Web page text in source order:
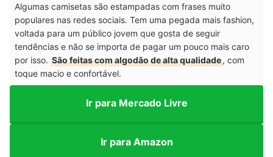
Algumas camisetas são estampadas com frases muito
populares nas redes sociais. Tem uma pegada mais fashion,
voltada para um público jovem que gosta de seguir
tendências e não se importa de pagar um pouco mais caro
por isso. São feitas com algodão de alta qualidade, com
toque macio e confortável.
Ir para Mercado Livre
Ir para Amazon